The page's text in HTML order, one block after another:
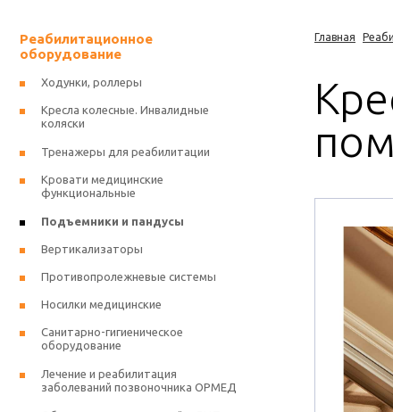
Главная
Реабилитационное
оборудование
Ходунки, роллеры
Кресла колесные. Инвалидные
коляски
Тренажеры для реабилитации
Кровати медицинские
функциональные
Подъемники и пандусы
Вертикализаторы
Противопролежневые системы
Носилки медицинские
Санитарно-гигиеническое
оборудование
Лечение и реабилитация
заболеваний позвоночника ОРМЕД